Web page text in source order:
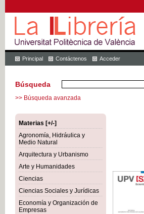
Principal Contáctenos Acceder
Búsqueda
>> Búsqueda avanzada
Materias [+/-]
Agronomía, Hidráulica y
Medio Natural
Arquitectura y Urbanismo
Arte y Humanidades
Ciencias
Ciencias Sociales y Jurídicas
Economía y Organización de
Empresas